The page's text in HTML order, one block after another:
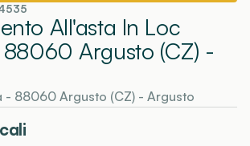
All'asta In Loc
Argusto (CZ) -
- 88060 Argusto (CZ) - Argusto